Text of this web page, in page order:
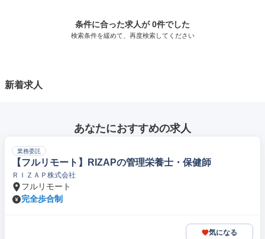
条件に合った求人が 0件でした
検索条件を緩めて、再度検索してください
新着求人
あなたにおすすめの求人
業務委託
【フルリモート】RIZAPの管理栄養士・保健師
ＲＩＺＡＰ株式会社
フルリモート
完全歩合制
気になる